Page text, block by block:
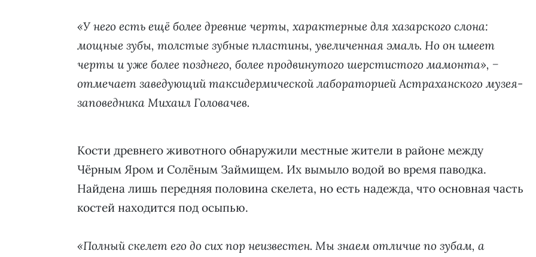
«У него есть ещё более древние черты, характерные для хазарского слона:
мощные зубы, толстые зубные пластины, увеличенная эмаль. Но он имеет
черты и уже более позднего, более продвинутого шерстистого мамонта», −
отмечает заведующий таксидермической лабораторией Астраханского музея-
заповедника Михаил Головачев.
Кости древнего животного обнаружили местные жители в районе между
Чёрным Яром и Солёным Займищем. Их вымыло водой во время паводка.
Найдена лишь передняя половина скелета, но есть надежда, что основная часть
костей находится под осыпью.
«Полный скелет его до сих пор неизвестен. Мы знаем отличие по зубам, а